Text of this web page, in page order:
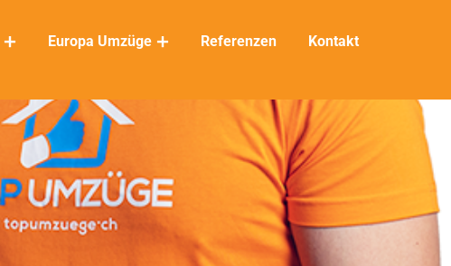
Europa Umzüge Referenzen Kontakt